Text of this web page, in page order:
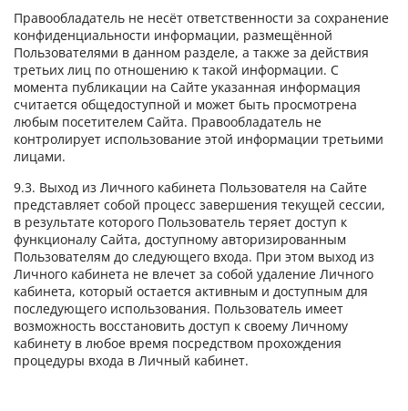
Правообладатель не несёт ответственности за сохранение
конфиденциальности информации, размещённой
Пользователями в данном разделе, а также за действия
третьих лиц по отношению к такой информации. С
момента публикации на Сайте указанная информация
считается общедоступной и может быть просмотрена
любым посетителем Сайта. Правообладатель не
контролирует использование этой информации третьими
лицами.
9.3. Выход из Личного кабинета Пользователя на Сайте
представляет собой процесс завершения текущей сессии,
в результате которого Пользователь теряет доступ к
функционалу Сайта, доступному авторизированным
Пользователям до следующего входа. При этом выход из
Личного кабинета не влечет за собой удаление Личного
кабинета, который остается активным и доступным для
последующего использования. Пользователь имеет
возможность восстановить доступ к своему Личному
кабинету в любое время посредством прохождения
процедуры входа в Личный кабинет.